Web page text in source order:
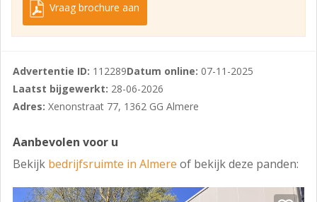
VOORZIENINGEN:
De hoogwaardig opgeleverde bedrijfsunit kent de
- Fraaie keuken
- Systeemplafond met inbouw led verlichting
- Toiletruimte
- PVC vloer op de verdieping
Vraag brochure aan
Advertentie ID: 112289Datum online: 07-11-2025
Laatst bijgewerkt: 28-06-2026
Adres: Xenonstraat 77, 1362 GG Almere
Aanbevolen voor u
Bekijk bedrijfsruimte in Almere of bekijk deze panden: